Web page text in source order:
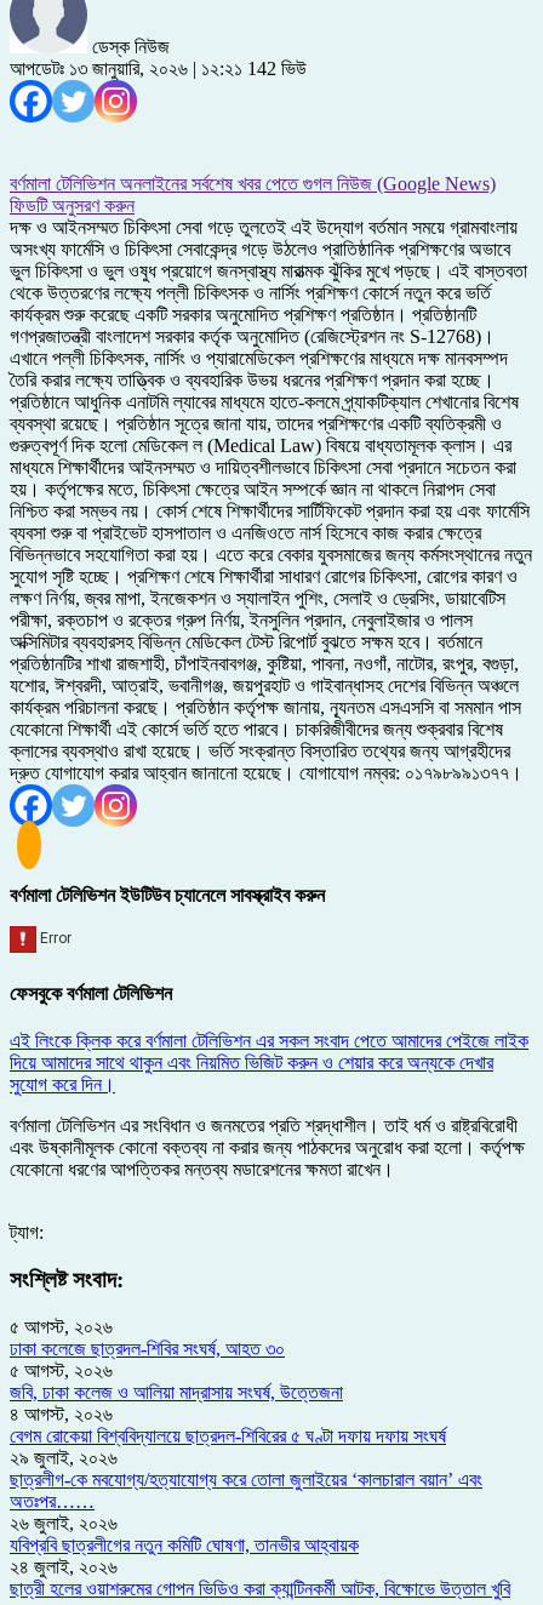
ডেস্ক নিউজ
আপডেটঃ ১৩ জানুয়ারি, ২০২৬ | ১২:২১ 142 ভিউ
বর্ণমালা টেলিভিশন অনলাইনের সর্বশেষ খবর পেতে গুগল নিউজ (Google News)
ফিডটি অনুসরণ করুন
দক্ষ ও আইনসম্মত চিকিৎসা সেবা গড়ে তুলতেই এই উদ্যোগ বর্তমান সময়ে গ্রামবাংলায়
অসংখ্য ফার্মেসি ও চিকিৎসা সেবাকেন্দ্র গড়ে উঠলেও প্রাতিষ্ঠানিক প্রশিক্ষণের অভাবে
ভুল চিকিৎসা ও ভুল ওষুধ প্রয়োগে জনস্বাস্থ্য মারাত্মক ঝুঁকির মুখে পড়ছে। এই বাস্তবতা
থেকে উত্তরণের লক্ষ্যে পল্লী চিকিৎসক ও নার্সিং প্রশিক্ষণ কোর্সে নতুন করে ভর্তি
কার্যক্রম শুরু করেছে একটি সরকার অনুমোদিত প্রশিক্ষণ প্রতিষ্ঠান। প্রতিষ্ঠানটি
গণপ্রজাতন্ত্রী বাংলাদেশ সরকার কর্তৃক অনুমোদিত (রেজিস্ট্রেশন নং S-12768)।
এখানে পল্লী চিকিৎসক, নার্সিং ও প্যারামেডিকেল প্রশিক্ষণের মাধ্যমে দক্ষ মানবসম্পদ
তৈরি করার লক্ষ্যে তাত্ত্বিক ও ব্যবহারিক উভয় ধরনের প্রশিক্ষণ প্রদান করা হচ্ছে।
প্রতিষ্ঠানে আধুনিক এনাটমি ল্যাবের মাধ্যমে হাতে-কলমে প্র্যাকটিক্যাল শেখানোর বিশেষ
ব্যবস্থা রয়েছে। প্রতিষ্ঠান সূত্রে জানা যায়, তাদের প্রশিক্ষণের একটি ব্যতিক্রমী ও
গুরুত্বপূর্ণ দিক হলো মেডিকেল ল (Medical Law) বিষয়ে বাধ্যতামূলক ক্লাস। এর
মাধ্যমে শিক্ষার্থীদের আইনসম্মত ও দায়িত্বশীলভাবে চিকিৎসা সেবা প্রদানে সচেতন করা
হয়। কর্তৃপক্ষের মতে, চিকিৎসা ক্ষেত্রে আইন সম্পর্কে জ্ঞান না থাকলে নিরাপদ সেবা
নিশ্চিত করা সম্ভব নয়। কোর্স শেষে শিক্ষার্থীদের সার্টিফিকেট প্রদান করা হয় এবং ফার্মেসি
ব্যবসা শুরু বা প্রাইভেট হাসপাতাল ও এনজিওতে নার্স হিসেবে কাজ করার ক্ষেত্রে
বিভিন্নভাবে সহযোগিতা করা হয়। এতে করে বেকার যুবসমাজের জন্য কর্মসংস্থানের নতুন
সুযোগ সৃষ্টি হচ্ছে। প্রশিক্ষণ শেষে শিক্ষার্থীরা সাধারণ রোগের চিকিৎসা, রোগের কারণ ও
লক্ষণ নির্ণয়, জ্বর মাপা, ইনজেকশন ও স্যালাইন পুশিং, সেলাই ও ড্রেসিং, ডায়াবেটিস
পরীক্ষা, রক্তচাপ ও রক্তের গ্রুপ নির্ণয়, ইনসুলিন প্রদান, নেবুলাইজার ও পালস
অক্সিমিটার ব্যবহারসহ বিভিন্ন মেডিকেল টেস্ট রিপোর্ট বুঝতে সক্ষম হবে। বর্তমানে
প্রতিষ্ঠানটির শাখা রাজশাহী, চাঁপাইনবাবগঞ্জ, কুষ্টিয়া, পাবনা, নওগাঁ, নাটোর, রংপুর, বগুড়া,
যশোর, ঈশ্বরদী, আত্রাই, ভবানীগঞ্জ, জয়পুরহাট ও গাইবান্ধাসহ দেশের বিভিন্ন অঞ্চলে
কার্যক্রম পরিচালনা করছে। প্রতিষ্ঠান কর্তৃপক্ষ জানায়, ন্যূনতম এসএসসি বা সমমান পাস
যেকোনো শিক্ষার্থী এই কোর্সে ভর্তি হতে পারবে। চাকরিজীবীদের জন্য শুক্রবার বিশেষ
ক্লাসের ব্যবস্থাও রাখা হয়েছে। ভর্তি সংক্রান্ত বিস্তারিত তথ্যের জন্য আগ্রহীদের
দ্রুত যোগাযোগ করার আহ্বান জানানো হয়েছে। যোগাযোগ নম্বর: ০১৭৯৮৯৯১৩৭৭।
বর্ণমালা টেলিভিশন ইউটিউব চ্যানেলে সাবস্ক্রাইব করুন
ফেসবুকে বর্ণমালা টেলিভিশন
এই লিংকে ক্লিক করে বর্ণমালা টেলিভিশন এর সকল সংবাদ পেতে আমাদের পেইজে লাইক
দিয়ে আমাদের সাথে থাকুন এবং নিয়মিত ভিজিট করুন ও শেয়ার করে অন্যকে দেখার
সুযোগ করে দিন।
বর্ণমালা টেলিভিশন এর সংবিধান ও জনমতের প্রতি শ্রদ্ধাশীল। তাই ধর্ম ও রাষ্ট্রবিরোধী
এবং উষ্কানীমূলক কোনো বক্তব্য না করার জন্য পাঠকদের অনুরোধ করা হলো। কর্তৃপক্ষ
যেকোনো ধরণের আপত্তিকর মন্তব্য মডারেশনের ক্ষমতা রাখেন।
ট্যাগ:
সংশ্লিষ্ট সংবাদ:
৫ আগস্ট, ২০২৬
ঢাকা কলেজে ছাত্রদল-শিবির সংঘর্ষ, আহত ৩০
৫ আগস্ট, ২০২৬
জবি, ঢাকা কলেজ ও আলিয়া মাদ্রাসায় সংঘর্ষ, উত্তেজনা
৪ আগস্ট, ২০২৬
বেগম রোকেয়া বিশ্ববিদ্যালয়ে ছাত্রদল-শিবিরের ৫ ঘণ্টা দফায় দফায় সংঘর্ষ
২৯ জুলাই, ২০২৬
ছাত্রলীগ-কে মবযোগ্য/হত্যাযোগ্য করে তোলা জুলাইয়ের ‘কালচারাল বয়ান’ এবং
অতঃপর……
২৬ জুলাই, ২০২৬
যবিপ্রবি ছাত্রলীগের নতুন কমিটি ঘোষণা, তানভীর আহ্বায়ক
২৪ জুলাই, ২০২৬
ছাত্রী হলের ওয়াশরুমের গোপন ভিডিও করা ক্যান্টিনকর্মী আটক, বিক্ষোভে উত্তাল খুবি